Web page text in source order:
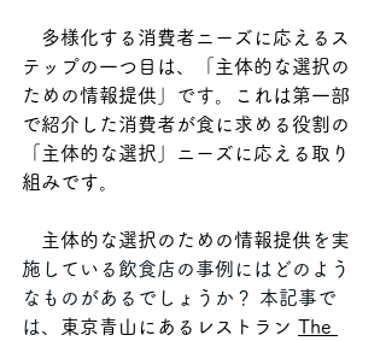
多様化する消費者ニーズに応えるス
テップの一つ目は、
主体的な選択の
ための情報提供 」です。
これは第一部
で紹介した消費者が食に求める役割の
「主体的な選択」ニーズに応える取り
組みです。
主体的な選択のための情報提供 を実
施している飲食店の事例にはどのよう
なものがあるでしょうか？ 本記事で
は、
東京青山にあるレストラン The